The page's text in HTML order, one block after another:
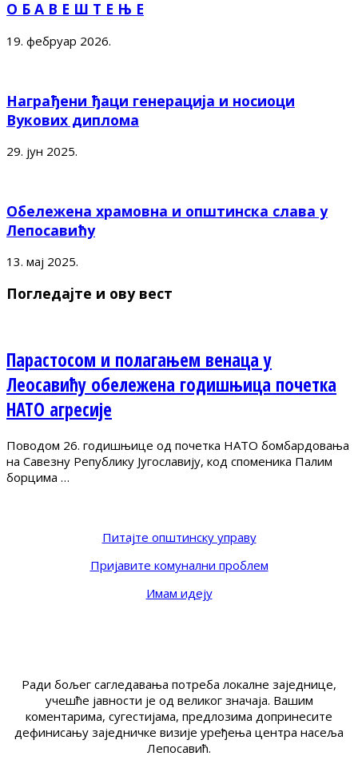
О Б А В Е Ш Т Е Њ Е
19. фебруар 2026.
Награђени ђаци генерација и носиоци
Вукових диплома
29. јун 2025.
Обележена храмовна и општинска слава у
Лепосавићу
13. мај 2025.
Погледајте и ову вест
Парастосом и полагањем венаца у
Леосавићу обележена годишњица почетка
НАТО агресије
Поводом 26. годишњице од почетка НАТО бомбардовања
на Савезну Републику Југославију, код споменика Палим
борцима …
Питајте општинску управу
Пријавите комунални проблем
Имам идеју
Ради бољег сагледавања потреба локалне заједнице,
учешће јавности је од великог значаја. Вашим
коментарима, сугестијама, предлозима допринесите
дефинисању заједничке визије уређења центра насеља
Лепосавић.